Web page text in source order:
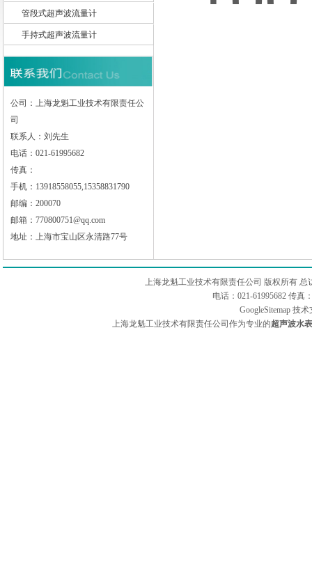
管段式超声波流量计
手持式超声波流量计
公司：上海龙魁工业技术有限责任公
司
联系人：刘先生
电话：021-61995682
传真：
手机：13918558055,15358831790
邮编：200070
邮箱：770800751@qq.com
地址：上海市宝山区永清路77号
上海龙魁工业技术有限责任公司 版权所有 总
电话：021-61995682 传真
GoogleSitemap技术
上海龙魁工业技术有限责任公司作为专业的超声波水表